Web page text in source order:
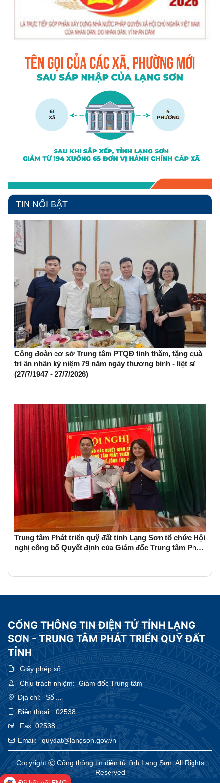
TIN NỔI BẬT
Công đoàn cơ sở Trung tâm PTQĐ tỉnh thăm, tặng quà
tri ân nhân kỷ niệm 79 năm ngày thương binh - liệt sĩ
(27/7/1947 - 27/7/2026)
Trung tâm Phát triển quỹ đất tỉnh Lạng Sơn tổ chức Hội
nghị công bố Quyết định của Giám đốc Trung tâm Phát
CỔNG THÔNG TIN ĐIỆN TỬ TỈNH LẠNG
SƠN - TRUNG TÂM PHÁT TRIỂN QUỸ ĐẤT
TỈNH
Giấy phép số:
Chịu trách nhiệm:Giám đốc Trung tâm
Địa chỉ:
Số ...
Điện thoại:
02538
Fax:02538
Email:
quydat@langson.gov.vn
Copyright Ⓒ Cổng thông tin điện tử tỉnh Lạng Sơn. All Rights
Reserved